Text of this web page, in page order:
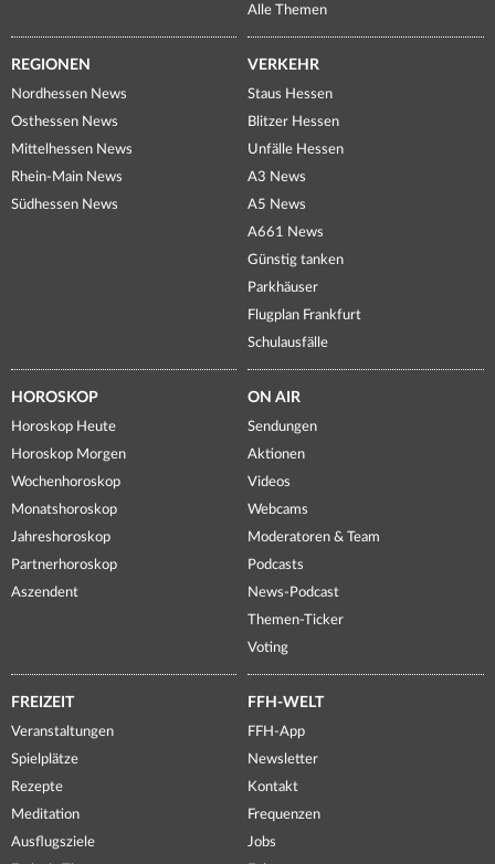
Alle Themen
REGIONEN
Nordhessen News
Osthessen News
Mittelhessen News
Rhein-Main News
Südhessen News
VERKEHR
Staus Hessen
Blitzer Hessen
Unfälle Hessen
A3 News
A5 News
A661 News
Günstig tanken
Parkhäuser
Flugplan Frankfurt
Schulausfälle
HOROSKOP
Horoskop Heute
Horoskop Morgen
Wochenhoroskop
Monatshoroskop
Jahreshoroskop
Partnerhoroskop
Aszendent
ON AIR
Sendungen
Aktionen
Videos
Webcams
Moderatoren & Team
Podcasts
News-Podcast
Themen-Ticker
Voting
FREIZEIT
Veranstaltungen
Spielplätze
Rezepte
Meditation
Ausflugsziele
FFH-WELT
FFH-App
Newsletter
Kontakt
Frequenzen
Jobs